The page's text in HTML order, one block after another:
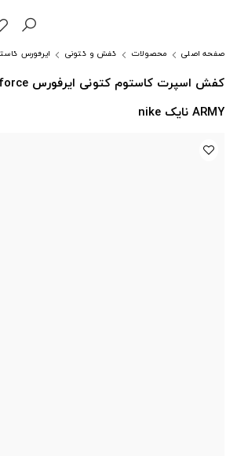
صفحه اصلی محصولات کفش و کتونی ایرفورس
ARMY نایک nike